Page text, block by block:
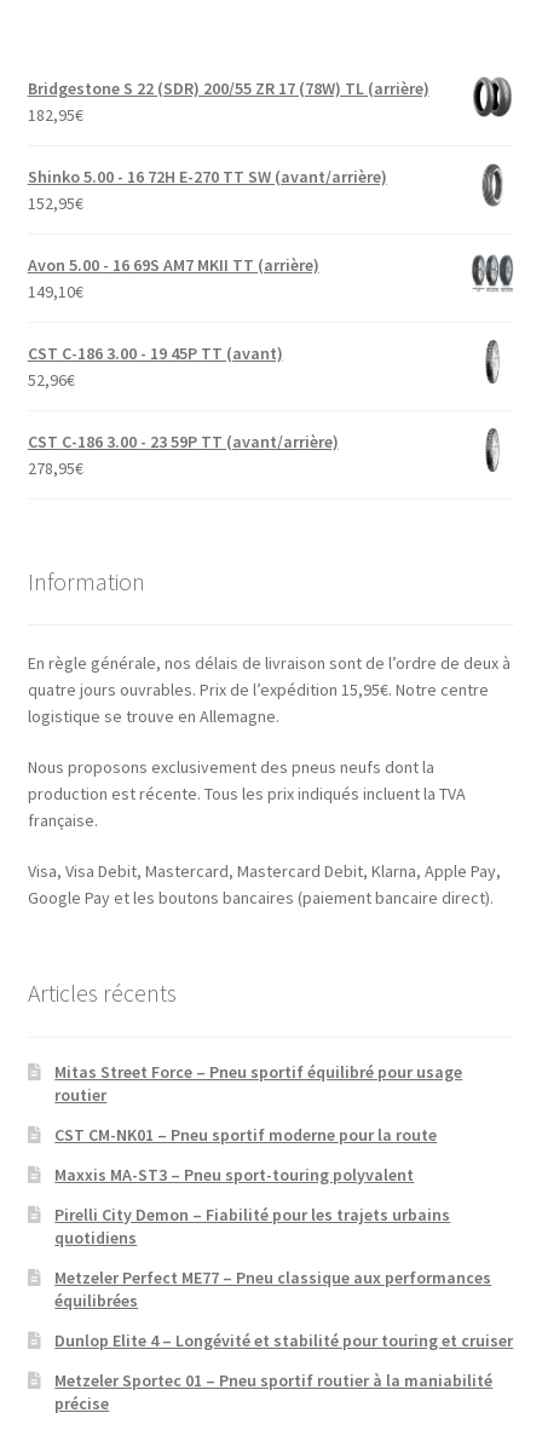
Bridgestone S 22 (SDR) 200/55 ZR 17 (78W) TL (arrière)
182,95€
Shinko 5.00 - 16 72H E-270 TT SW (avant/arrière)
152,95€
Avon 5.00 - 16 69S AM7 MKII TT (arrière)
149,10€
CST C-186 3.00 - 19 45P TT (avant)
52,96€
CST C-186 3.00 - 23 59P TT (avant/arrière)
278,95€
Information
En règle générale, nos délais de livraison sont de l’ordre de deux à
quatre jours ouvrables. Prix de l’expédition 15,95€. Notre centre
logistique se trouve en Allemagne.
Nous proposons exclusivement des pneus neufs dont la
production est récente. Tous les prix indiqués incluent la TVA
française.
Visa, Visa Debit, Mastercard, Mastercard Debit, Klarna, Apple Pay,
Google Pay et les boutons bancaires (paiement bancaire direct).
Articles récents
Mitas Street Force – Pneu sportif équilibré pour usage
routier
CST CM-NK01 – Pneu sportif moderne pour la route
Maxxis MA-ST3 – Pneu sport-touring polyvalent
Pirelli City Demon – Fiabilité pour les trajets urbains
quotidiens
Metzeler Perfect ME77 – Pneu classique aux performances
équilibrées
Dunlop Elite 4 – Longévité et stabilité pour touring et cruiser
Metzeler Sportec 01 – Pneu sportif routier à la maniabilité
précise